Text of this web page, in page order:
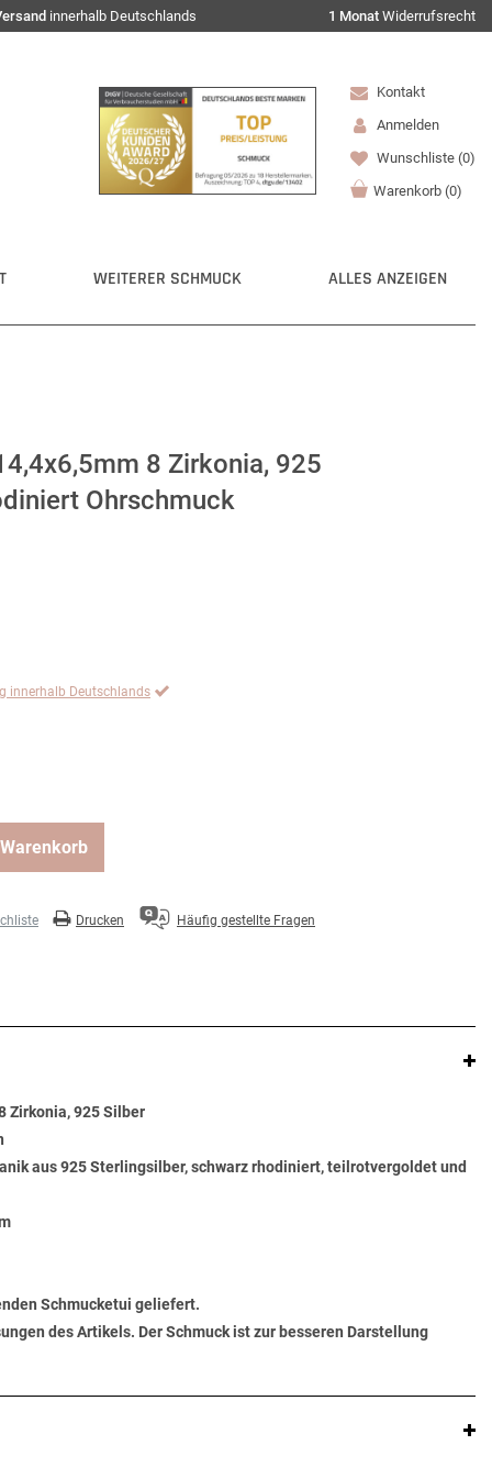
innerhalb Deutschlands 1 Monat Widerrufsrecht
Kontakt
Anmelden
Wunschliste (0)
Warenkorb (0)
WEITERER SCHMUCK ALLES ANZEIGEN
8 Zirkonia, 925
Ohrschmuck
innerhalb Deutschlands
Drucken Häufig gestellte Fragen
Zirkonia, 925 Silber
aus 925 Sterlingsilber, schwarz rhodiniert, teilrotvergoldet und
Schmucketui geliefert.
des Artikels. Der Schmuck ist zur besseren Darstellung